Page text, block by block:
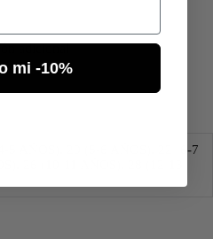
adicional
5 AÑOS), 20 (5-6 AÑOS), 22 (6-7
mi -10%